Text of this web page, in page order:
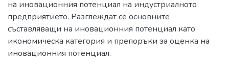
на иновационния потенциал на индустриалното
предприятието. Разглеждат се основните
съставляващи на иновационния потенциал като
икономическа категория и препоръки за оценка на
иновационния потенциал.